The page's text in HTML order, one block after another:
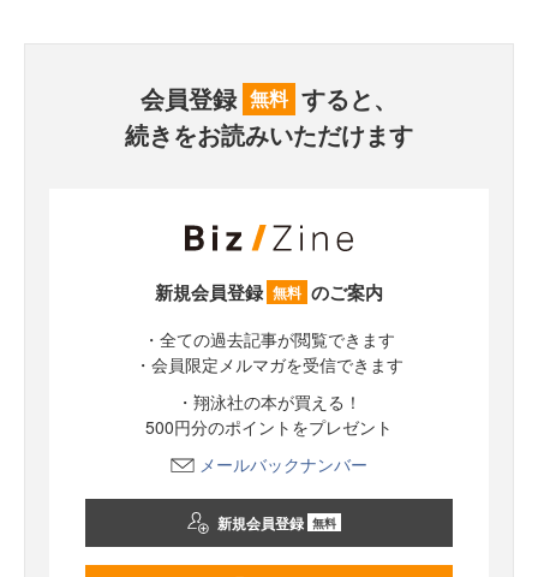
会員登録 無料 すると、
続きをお読みいただけます
新規会員登録 無料 のご案内
・全ての過去記事が閲覧できます
・会員限定メルマガを受信できます
・翔泳社の本が買える！
500円分のポイントをプレゼント
メールバックナンバー
新規会員登録 無料